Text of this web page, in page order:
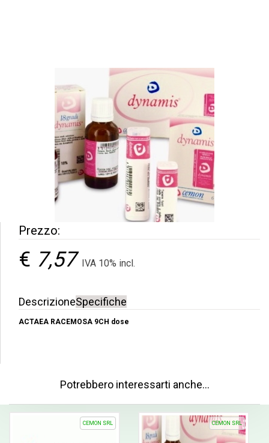
Prezzo:
€ 7,57 IVA 10% incl.
DescrizioneSpecifiche
ACTAEA RACEMOSA 9CH dose
Potrebbero interessarti anche…
CEMON SRL CEMON SRL